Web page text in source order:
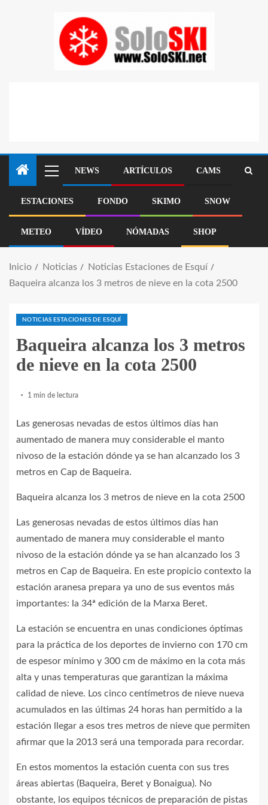
NEWS ARTÍCULOS CAMS
ESTACIONES FONDO SKIMO SNOW
METEO VÍDEO NÓMADAS SHOP
Inicio Noticias
Noticias Estaciones de Esquí
Baqueira alcanza los 3 metros de nieve en la cota 2500
NOTICIAS ESTACIONES DE ESQUÍ
Baqueira alcanza los 3 metros
de nieve en la cota 2500
1 min de lectura
Las generosas nevadas de estos últimos días han
aumentado de manera muy considerable el manto
nivoso de la estación dónde ya se han alcanzado los 3
metros en Cap de Baqueira.
Baqueira alcanza los 3 metros de nieve en la cota 2500
Las generosas nevadas de estos últimos días han
aumentado de manera muy considerable el manto
nivoso de la estación dónde ya se han alcanzado los 3
metros en Cap de Baqueira. En este propicio contexto la
estación aranesa prepara ya uno de sus eventos más
importantes: la 34ª edición de la Marxa Beret.
La estación se encuentra en unas condiciones óptimas
para la práctica de los deportes de invierno con 170 cm
de espesor mínimo y 300 cm de máximo en la cota más
alta y unas temperaturas que garantizan la máxima
calidad de nieve. Los cinco centímetros de nieve nueva
acumulados en las últimas 24 horas han permitido a la
estación llegar a esos tres metros de nieve que permiten
afirmar que la 2013 será una temporada para recordar.
En estos momentos la estación cuenta con sus tres
áreas abiertas (Baqueira, Beret y Bonaigua). No
obstante, los equipos técnicos de preparación de pistas